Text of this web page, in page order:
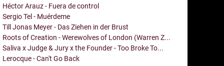
Héctor Arauz - Fuera de control
Sergio Tel - Muérdeme
Till Jonas Meyer - Das Ziehen in der Brust
Roots of Creation - Werewolves of London (Warren Z...
Saliva x Judge & Jury x the Founder - Too Broke To...
Lerocque - Can't Go Back